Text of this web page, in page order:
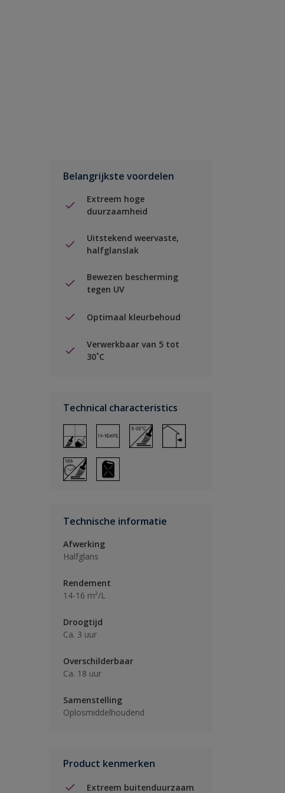
Belangrijkste voordelen
Extreem hoge
duurzaamheid
Uitstekend weervaste,
halfglanslak
Bewezen bescherming
tegen UV
Optimaal kleurbehoud
Verwerkbaar van 5 tot
30˚C
Technical characteristics
Technische informatie
Afwerking
Halfglans
Rendement
14-16 m²/L
Droogtijd
Ca. 3 uur
Overschilderbaar
Ca. 18 uur
Samenstelling
Oplosmiddelhoudend
Product kenmerken
Extreem buitenduurzaam